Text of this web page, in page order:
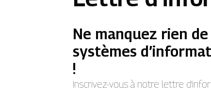
Ne manquez rien
systèmes
!
Inscrivez-vous à notre lettre